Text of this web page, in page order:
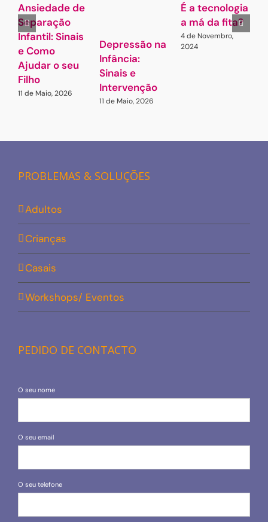
Ansiedade de
Separação
Infantil: Sinais
e Como
Ajudar o seu
Filho
11 de Maio, 2026
Depressão na
Infância:
Sinais e
Intervenção
11 de Maio, 2026
É a tecnologia
a má da fita?
4 de Novembro,
2024
PROBLEMAS & SOLUÇÕES
Adultos
Crianças
Casais
Workshops/ Eventos
PEDIDO DE CONTACTO
O seu nome
O seu email
O seu telefone